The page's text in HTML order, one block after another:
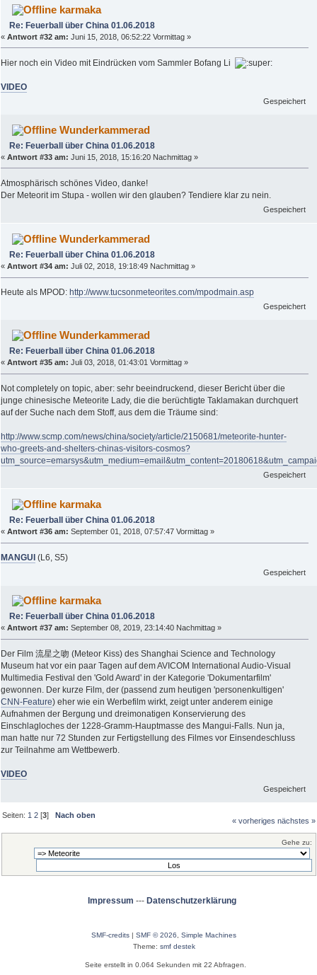
karmaka
Re: Feuerball über China 01.06.2018
« Antwort #32 am: Juni 15, 2018, 06:52:22 Vormittag »
Hier noch ein Video mit Eindrücken vom Sammler Bofang Li
VIDEO
Gespeichert
Wunderkammerad
Re: Feuerball über China 01.06.2018
« Antwort #33 am: Juni 15, 2018, 15:16:20 Nachmittag »
Atmosphärisch schönes Video, danke!
Der Meteorit im Stupa - wollen wir den glauben? Tendiere klar zu nein.
Gespeichert
Wunderkammerad
Re: Feuerball über China 01.06.2018
« Antwort #34 am: Juli 02, 2018, 19:18:49 Nachmittag »
Heute als MPOD: http://www.tucsonmeteorites.com/mpodmain.asp
Gespeichert
Wunderkammerad
Re: Feuerball über China 01.06.2018
« Antwort #35 am: Juli 03, 2018, 01:43:01 Vormittag »
Not completely on topic, aber: sehr beeindruckend, dieser Bericht über die
junge chinesische Meteorite Lady, die die berüchtigte Taklamakan durchquert
auf der Suche nach dem Stoff, aus dem die Träume sind:
http://www.scmp.com/news/china/society/article/2150681/meteorite-hunter-
who-greets-and-shelters-chinas-visitors-cosmos?
Gespeichert
karmaka
Re: Feuerball über China 01.06.2018
« Antwort #36 am: September 01, 2018, 07:57:47 Vormittag »
MANGUI (L6, S5)
Gespeichert
karmaka
Re: Feuerball über China 01.06.2018
« Antwort #37 am: September 08, 2019, 23:14:40 Nachmittag »
Der Film 流星之吻 (Meteor Kiss) des Shanghai Science and Technology
Museum hat vor ein paar Tagen auf dem AVICOM International Audio-Visual
Multimedia Festival den 'Gold Award' in der Kategorie 'Dokumentarfilm'
gewonnen. Der kurze Film, der (passend zum heutigen 'personenkultigen'
CNN-Feature) eher wie ein Werbefilm wirkt, zeigt unter anderem einige
Aufnahmen der Bergung und dreimonatigen Konservierung des
Einschlagloches der 1228-Gramm-Hauptmasse des Mangui-Falls. Nun ja,
man hatte nur 72 Stunden zur Fertigstellung des Filmes vor Einsendeschluss
zur Teilnahme am Wettbewerb.
VIDEO
Gespeichert
Seiten: 1 2 [3]Nach oben
« vorheriges nächstes »
Gehe zu:
Impressum --- Datenschutzerklärung
SMF-credits | SMF © 2026
Simple Machines
Theme: smf destek
Seite erstellt in 0.064 Sekunden mit 22 Abfragen.